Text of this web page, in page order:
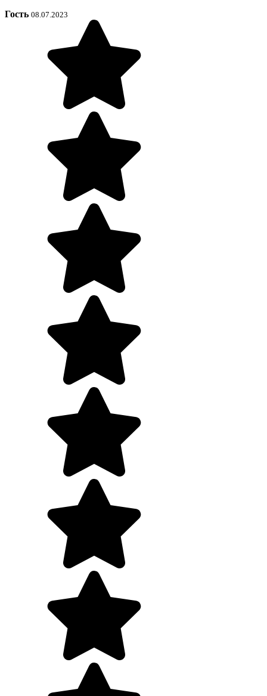
Гость 08.07.2023